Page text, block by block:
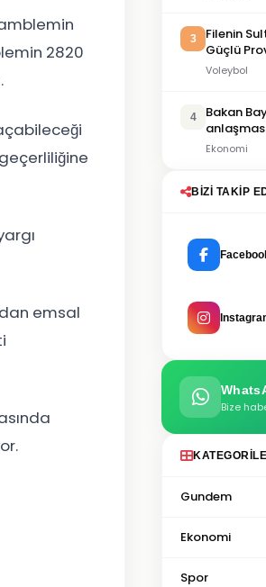
2820
emsal
3
Filenin
Güçlü
Voleybol
4
Bakan
Ekonomi
BIZI TAKIP
Bize
Gundem
Ekonomi
Spor